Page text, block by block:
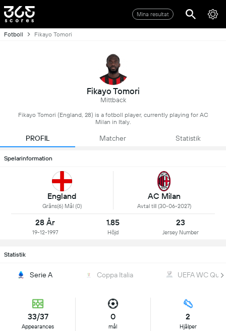
Mina resultat
Fotboll Fikayo Tomori
Fikayo Tomori
Mittback
Fikayo Tomori (England, 28) is a fotboll player, currently playing for AC
Milan in Italy.
PROFIL Matcher Statistik
Spelarinformation
England
Gräns(6) Mål (0)
AC Milan
Avtal till (30-06-2027)
28 År
19-12-1997
1.85
Höjd
23
Jersey Number
Statistik
Serie A Coppa Italia UEFA WC
33/37
Appearances
0
mål
2
Hjälper